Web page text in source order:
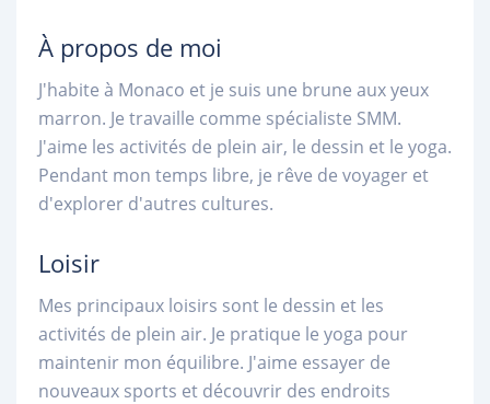
À propos de moi
J'habite à Monaco et je suis une brune aux yeux
marron. Je travaille comme spécialiste SMM.
J'aime les activités de plein air, le dessin et le yoga.
Pendant mon temps libre, je rêve de voyager et
d'explorer d'autres cultures.
Loisir
Mes principaux loisirs sont le dessin et les
activités de plein air. Je pratique le yoga pour
maintenir mon équilibre. J'aime essayer de
nouveaux sports et découvrir des endroits